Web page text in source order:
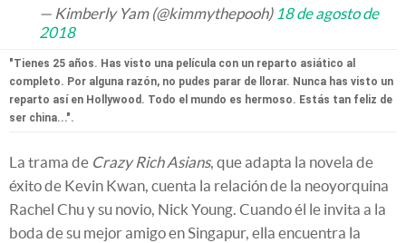
— Kimberly Yam (@kimmythepooh) 18 de agosto de
2018
"Tienes 25 años. Has visto una película con un reparto asiático al
completo. Por alguna razón, no pudes parar de llorar. Nunca has visto un
reparto así en Hollywood. Todo el mundo es hermoso. Estás tan feliz de
ser china...".
La trama de Crazy Rich Asians, que adapta la novela de
éxito de Kevin Kwan, cuenta la relación de la neoyorquina
Rachel Chu y su novio, Nick Young. Cuando él le invita a la
boda de su mejor amigo en Singapur, ella encuentra la